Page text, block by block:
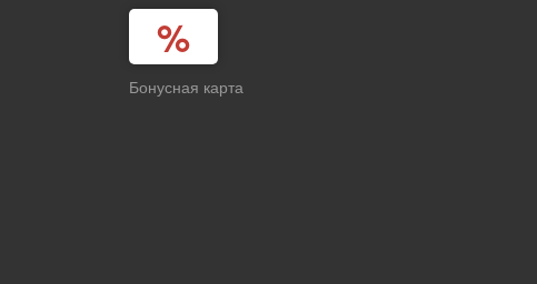
Бонусная карта